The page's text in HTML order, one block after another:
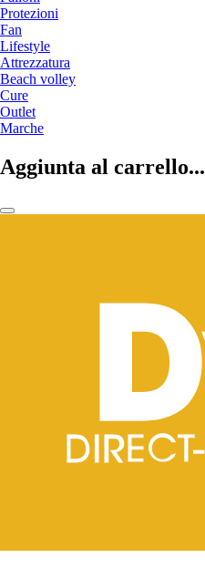
Protezioni
Fan
Lifestyle
Attrezzatura
Beach volley
Cure
Outlet
Marche
Aggiunta al carrello...